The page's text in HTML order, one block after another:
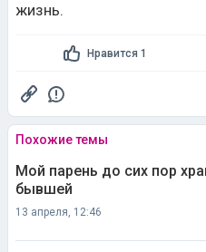
жизнь.
Нравится 1
Похожие темы
Мой парень до сих пор
бывшей
13 апреля, 12:46